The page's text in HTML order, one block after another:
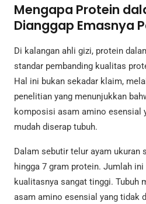
Mengapa Protein
Dianggap Emasnya
Di kalangan ahli gizi, protein
standar pembanding kualitas
Hal ini bukan sekadar klaim,
penelitian yang menunjukkan
komposisi asam amino esensial
mudah diserap tubuh.
Dalam sebutir telur ayam ukuran
hingga 7 gram protein. Jumlah
kualitasnya sangat tinggi. Tubuh
asam amino esensial yang tidak